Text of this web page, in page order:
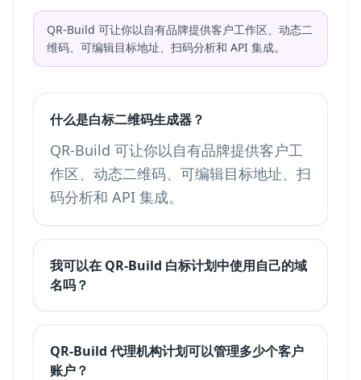
QR-Build 可让你以自有品牌提供客户工作区、动态二
维码、可编辑目标地址、扫码分析和 API 集成。
什么是白标二维码生成器？
QR-Build 可让你以自有品牌提供客户工
作区、动态二维码、可编辑目标地址、扫
码分析和 API 集成。
我可以在 QR-Build 白标计划中使用自己的域
名吗？
QR-Build 代理机构计划可以管理多少个客户
账户？